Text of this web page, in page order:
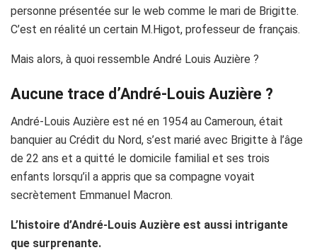
personne présentée sur le web comme le mari de Brigitte.
C’est en réalité un certain M.Higot, professeur de français.
Mais alors, à quoi ressemble André Louis Auzière ?
Aucune trace d’André-Louis Auzière ?
André-Louis Auzière est né en 1954 au Cameroun, était
banquier au Crédit du Nord, s’est marié avec Brigitte à l’âge
de 22 ans et a quitté le domicile familial et ses trois
enfants lorsqu’il a appris que sa compagne voyait
secrètement Emmanuel Macron.
L’histoire d’André-Louis Auzière est aussi intrigante
que surprenante.